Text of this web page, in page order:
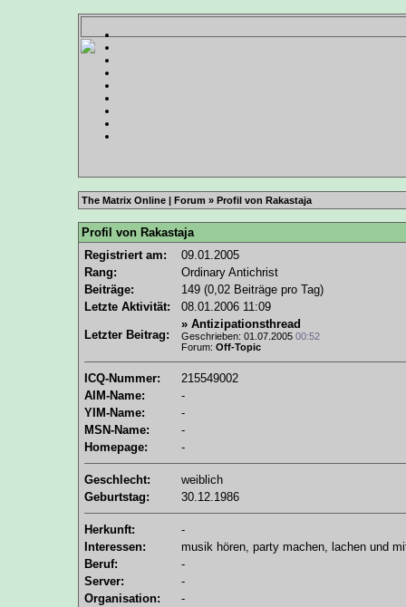
The Matrix Online | Forum » Profil von Rakastaja
Profil von Rakastaja
Registriert am:
09.01.2005
Rang:
Ordinary Antichrist
Beiträge:
149 (0,02 Beiträge pro Tag)
Letzte Aktivität:
08.01.2006 11:09
Letzter Beitrag:
» Antizipationsthread
Geschrieben: 01.07.2005 00:52
Forum: Off-Topic
ICQ-Nummer:
215549002
AIM-Name:
-
YIM-Name:
-
MSN-Name:
-
Homepage:
-
Geschlecht:
weiblich
Geburtstag:
30.12.1986
Herkunft:
-
Interessen:
musik hören, party machen, lachen und
Beruf:
-
Server:
-
Organisation:
-